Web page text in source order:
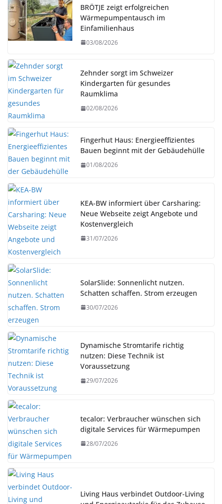
BRÖTJE zeigt erfolgreichen
Wärmepumpentausch im
Einfamilienhaus
03/08/2026
Zehnder sorgt im Schweizer
Kindergarten für gesundes
Raumklima
02/08/2026
Fingerhut Haus: Energieeffizientes
Bauen beginnt mit der Gebäudehülle
01/08/2026
KEA-BW informiert über Carsharing:
Neue Webseite zeigt Angebote und
Kostenvergleich
31/07/2026
SolarSlide: Sonnenlicht nutzen.
Schatten schaffen. Strom erzeugen
30/07/2026
Dynamische Stromtarife richtig
nutzen: Diese Technik ist
Voraussetzung
29/07/2026
tecalor: Verbraucher wünschen sich
digitale Services für Wärmepumpen
28/07/2026
Living Haus verbindet Outdoor-Living